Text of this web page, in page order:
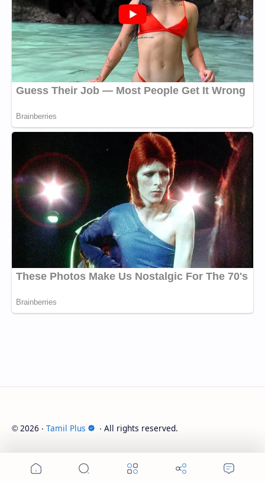
© 2026 ‧ Tamil Plus ‧ All rights reserved.